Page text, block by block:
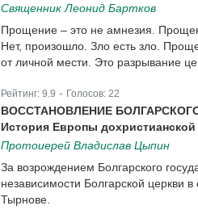
Священник Леонид Бартков
Прощение – это не амнезия.
Нет, произошло. Зло есть зло.
от личной мести. Это разрывание
Рейтинг: 9.9 Голосов: 22
ВОССТАНОВЛЕНИЕ
История Европы дохристианской
Протоиерей Владислав Цыпин
За возрождением Болгарского
независимости Болгарской церкви
Тырнове.